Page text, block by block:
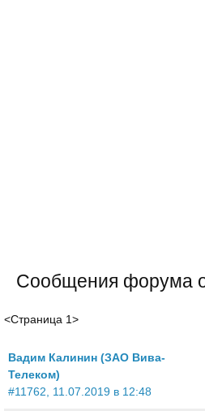
Сообщения форума
<Страница 1>
Вадим Калинин (ЗАО Вива-
Телеком)
#11762, 11.07.2019 в 12:48